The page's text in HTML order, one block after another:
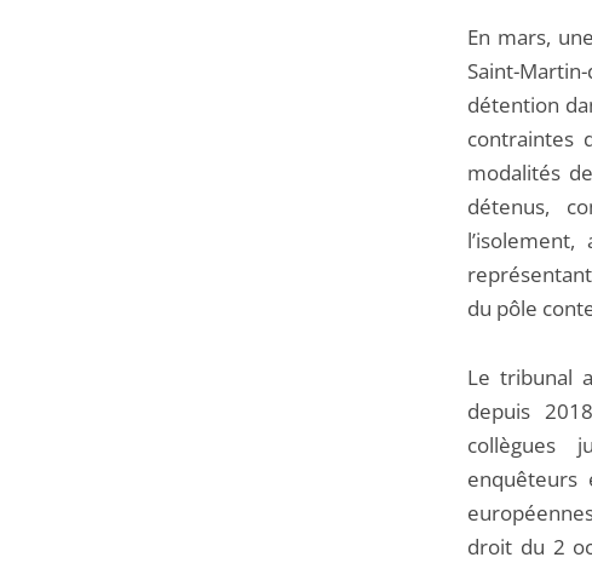
En mars,
Saint-
détention
contraintes
modalités
détenus,
du pôle
Le tribunal
depuis
collègues
enquêteurs
droit du 2